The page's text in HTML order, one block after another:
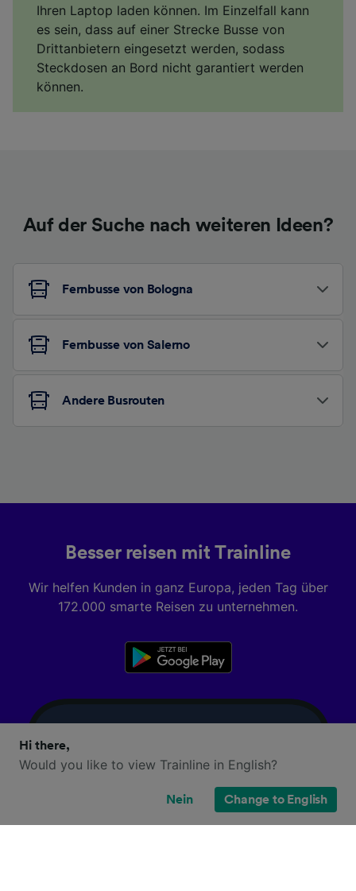
Ihren Laptop laden können. Im Einzelfall kann
es sein, dass auf einer Strecke Busse von
Drittanbietern eingesetzt werden, sodass
Steckdosen an Bord nicht garantiert werden
können.
Auf der Suche nach weiteren Ideen?
Fernbusse von Bologna
Fernbusse von Salerno
Andere Busrouten
Besser reisen mit Trainline
Wir helfen Kunden in ganz Europa, jeden Tag über
172.000 smarte Reisen zu unternehmen.
Hi there,
Would you like to view Trainline in English?
Nein Change to English